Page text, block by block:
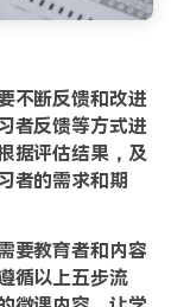
不断反馈和改进
者反馈等方式进
据评估结果，及
者的需求和期
要教育者和内容
循以上五步流